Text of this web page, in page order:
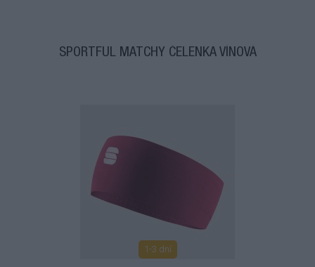
SPORTFUL MATCHY ČELENKA VÍNOVÁ
1-3 dní